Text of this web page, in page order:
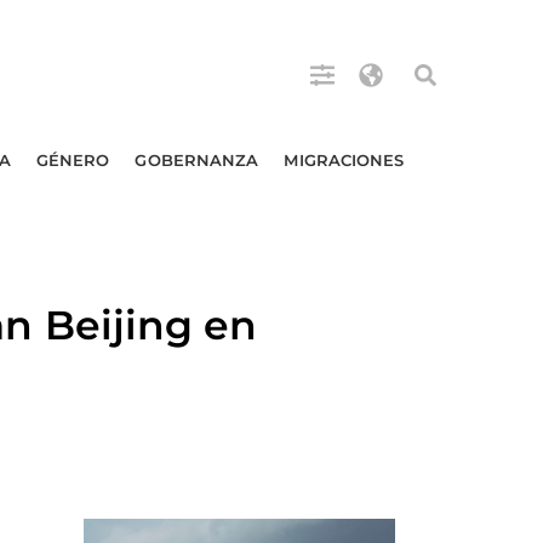
GÉNERO GOBERNANZA MIGRACIONES
Beijing en